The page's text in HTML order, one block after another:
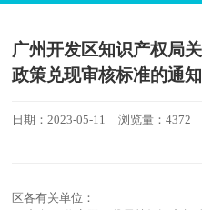
广州开发区知识产权局
政策兑现审核标准的通知
日期：2023-05-11
浏览量：4372
区各有关单位：